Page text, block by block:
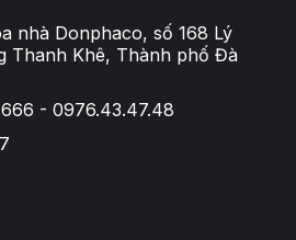
nhà Donphaco, số 168 Lý
Thanh Khê, Thành phố Đà
- 0976.43.47.48